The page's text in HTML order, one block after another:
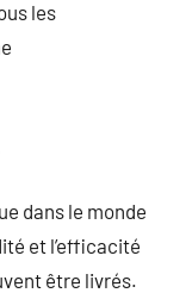
les
dans le monde
et l’efficacité
être livrés.